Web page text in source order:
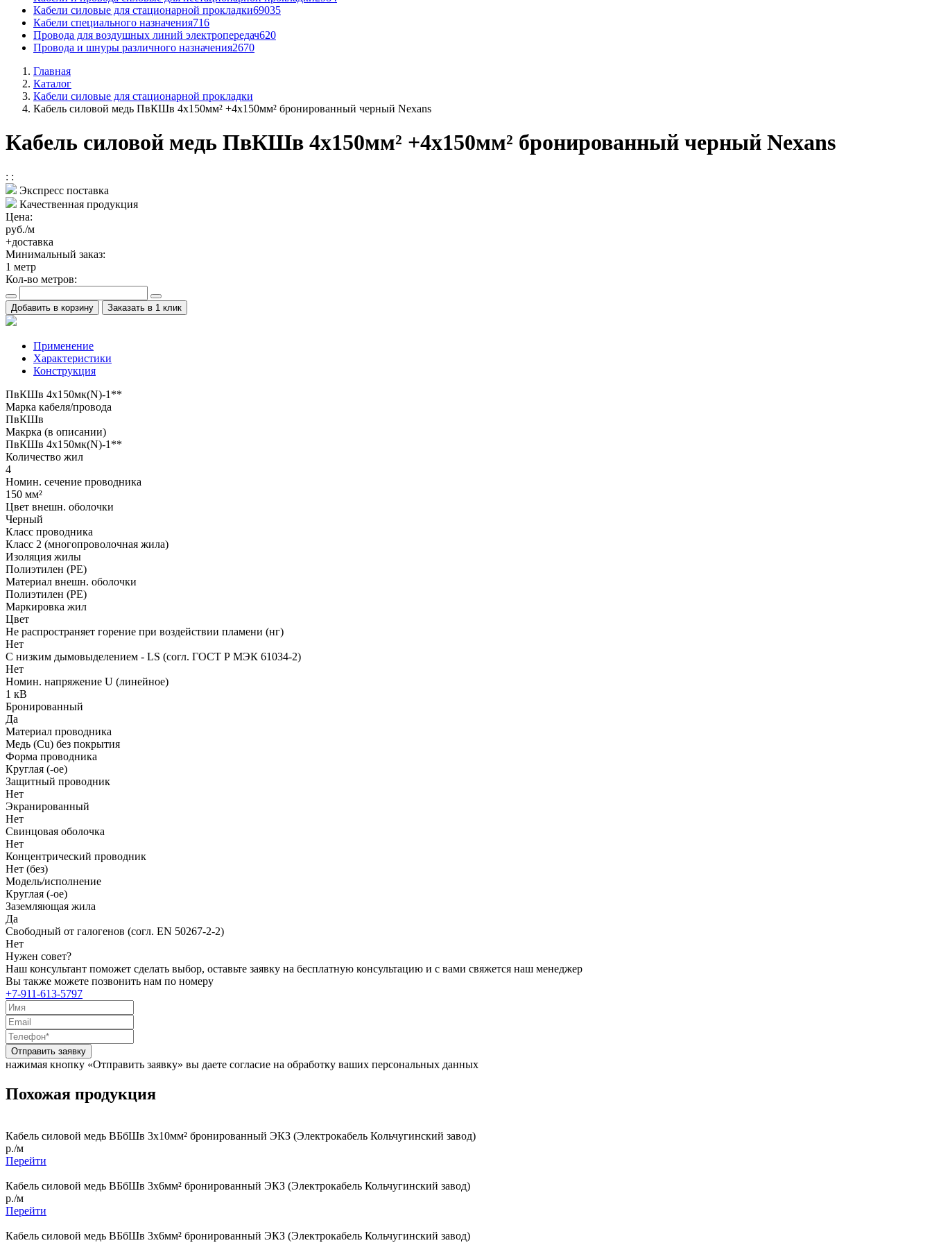
Кабели силовые для стационарной прокладки69035
Кабели специального назначения716
Провода для воздушных линий электропередач620
Провода и шнуры различного назначения2670
Главная
Каталог
Кабели силовые для стационарной прокладки
Кабель силовой медь ПвКШв 4x150мм² +4x150мм² бронированный черный Nexans
Кабель силовой медь ПвКШв 4x150мм² +4x150мм² бронированный черный Nexans
: :
Экспресс поставка
Качественная продукция
Цена:
руб./м
+доставка
Минимальный заказ:
1 метр
Кол-во метров:
Добавить в корзину Заказать в 1 клик
Применение
Характеристики
Конструкция
ПвКШв 4x150мк(N)-1**
Марка кабеля/провода
ПвКШв
Макрка (в описании)
ПвКШв 4x150мк(N)-1**
Количество жил
4
Номин. сечение проводника
150 мм²
Цвет внешн. оболочки
Черный
Класс проводника
Класс 2 (многопроволочная жила)
Изоляция жилы
Полиэтилен (PE)
Материал внешн. оболочки
Полиэтилен (PE)
Маркировка жил
Цвет
Не распространяет горение при воздействии пламени (нг)
Нет
С низким дымовыделением - LS (согл. ГОСТ Р МЭК 61034-2)
Нет
Номин. напряжение U (линейное)
1 кВ
Бронированный
Да
Материал проводника
Медь (Cu) без покрытия
Форма проводника
Круглая (-ое)
Защитный проводник
Нет
Экранированный
Нет
Свинцовая оболочка
Нет
Концентрический проводник
Нет (без)
Модель/исполнение
Круглая (-ое)
Заземляющая жила
Да
Свободный от галогенов (согл. EN 50267-2-2)
Нет
Нужен совет?
Наш консультант поможет сделать выбор, оставьте заявку на бесплатную консультацию и с вами свяжется наш менеджер
Вы также можете позвонить нам по номеру
+7-911-613-5797
Отправить заявку
нажимая кнопку «Отправить заявку» вы даете согласие на обработку ваших персональных данных
Похожая продукция
Кабель силовой медь ВБбШв 3x10мм² бронированный ЭКЗ (Электрокабель Кольчугинский завод)
р./м
Перейти
Кабель силовой медь ВБбШв 3x6мм² бронированный ЭКЗ (Электрокабель Кольчугинский завод)
р./м
Перейти
Кабель силовой медь ВБбШв 3x6мм² бронированный ЭКЗ (Электрокабель Кольчугинский завод)